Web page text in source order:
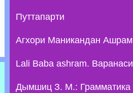
Путтапарти
Агхори Маникандан Ашрам
Lali Baba ashram. Варанаси
Дымшиц З. М.: Грамматика